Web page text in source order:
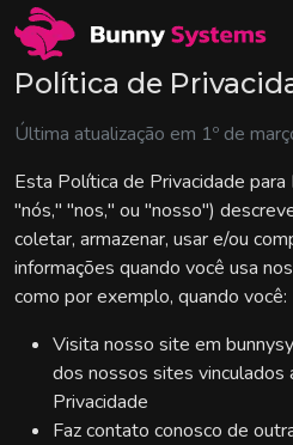
Política de
Última atualização em 1º de
Esta Política de Privacidade
"nós," "nos," ou "nosso")
coletar, armazenar, usar e/ou
informações quando você usa
como por exemplo, quando você:
Visita nosso site em
dos nossos sites vinculados
Privacidade
Faz contato conosco de